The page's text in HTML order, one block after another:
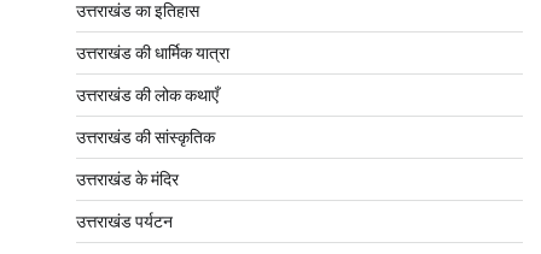
उत्तराखंड का इतिहास
उत्तराखंड की धार्मिक यात्रा
उत्तराखंड की लोक कथाएँ
उत्तराखंड की सांस्कृतिक
उत्तराखंड के मंदिर
उत्तराखंड पर्यटन